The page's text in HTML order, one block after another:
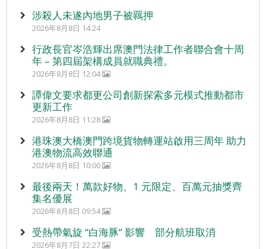
涉殺人未遂內地男子被羈押
2026年8月8日 14:24
行政長官岑浩輝出席澳門法律工作者聯合會十周
年 – 第四屆架構成員就職典禮。
2026年8月8日 12:04
譚偉文要求都更公司創新探索多元模式推動都市
更新工作
2026年8月8日 11:28
港珠澳大橋澳門跨境貨物轉運站啟用三周年 助力
港澳物流高效聯通
2026年8月8日 10:00
最後兩天！萬款好物、1 元限定、百萬元抽獎齊
集名優展
2026年8月8日 09:54
受熱帶氣旋 “白海豚” 影響 部分航班取消
2026年8月7日 22:27